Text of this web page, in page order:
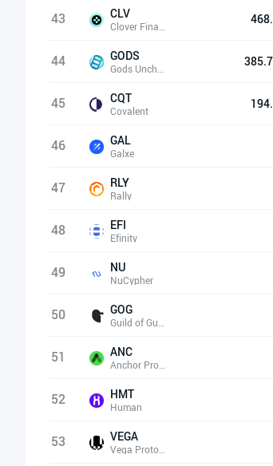
43 CLV
44 GODS
45 CQT
Covalent
46 GAL
Galxe
47 RLY
Rally
48 EFI
Efinity
49 NU
NuCypher
50 GOG
51 ANC
52 HMT
Human
53 VEGA